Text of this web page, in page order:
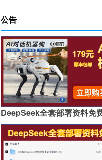
公告
DeepSeek全套部署资料免